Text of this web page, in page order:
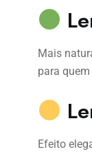
Mais
para
Efeito